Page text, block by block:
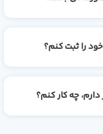
ثبت کنم؟
چه کار کنم؟